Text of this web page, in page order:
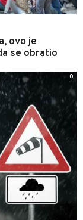
ovo je
se obratio
0